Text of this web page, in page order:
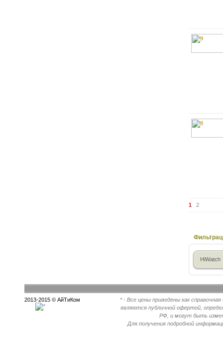
1 2
HiWatch
2013-2015 © АйТиКом
* - Все цены приведены как
являются публичной офертой,
РФ, и могут быть
Для получения подробной